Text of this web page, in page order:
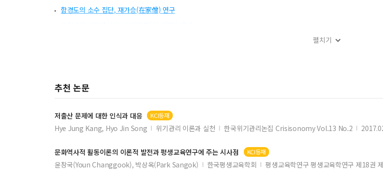
함경도의 소수 집단, 재가승(在家僧) 연구
펼치기
추천 논문
저출산 문제에 대한 인식과 대응 KCI등재
Hye Jung Kang, Hyo Jin Song 위기관리 이론과 실천 한국위기관리논집 Crisisonomy Vol.13 No.2
문화역사적 활동이론의 이론적 발전과 평생교육연구에주는 시사점 KCI등재
윤창국(Youn Changgook), 박상옥(Park Sangok) 한국평생교육학회 평생교육학연구 평생교육학연구 제18권